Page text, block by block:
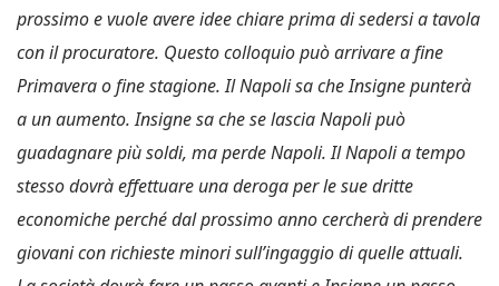
prossimo e vuole avere idee chiare prima di sedersi a tavola
con il procuratore. Questo colloquio può arrivare a fine
Primavera o fine stagione. Il Napoli sa che Insigne punterà
a un aumento. Insigne sa che se lascia Napoli può
guadagnare più soldi, ma perde Napoli. Il Napoli a tempo
stesso dovrà effettuare una deroga per le sue dritte
economiche perché dal prossimo anno cercherà di prendere
giovani con richieste minori sull’ingaggio di quelle attuali.